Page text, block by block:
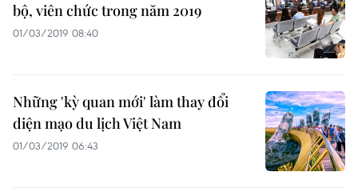
bộ, viên chức trong năm 2019
01/03/2019 08:40
Những 'kỳ quan mới' làm thay đổi
diện mạo du lịch Việt Nam
01/03/2019 06:43